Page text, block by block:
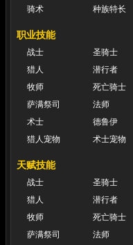
骑术
种族特长
职业技能
战士
圣骑士
猎人
潜行者
牧师
死亡骑士
萨满祭司
法师
术士
德鲁伊
猎人宠物
术士宠物
天赋技能
战士
圣骑士
猎人
潜行者
牧师
死亡骑士
萨满祭司
法师